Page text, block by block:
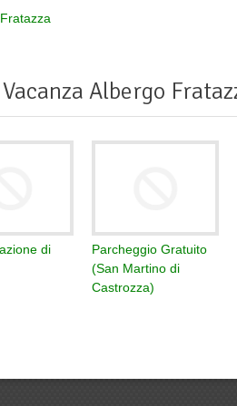
Albergo
di
Parcheggio Gratuito
(San Martino di
Castrozza)